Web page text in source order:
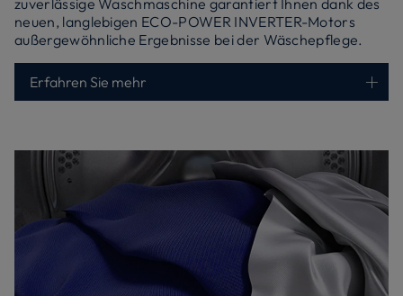
zuverlässige Waschmaschine garantiert Ihnen dank des
neuen, langlebigen ECO-POWER INVERTER-Motors
außergewöhnliche Ergebnisse bei der Wäschepflege.
Erfahren Sie mehr